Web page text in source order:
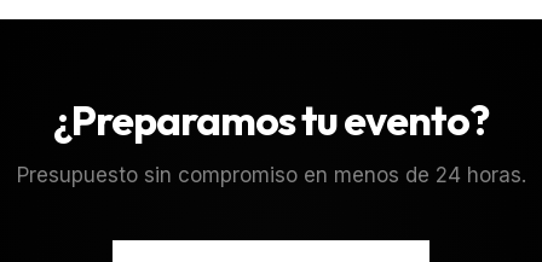
¿Preparamos tu evento?
Presupuesto sin compromiso en menos de 24 horas.